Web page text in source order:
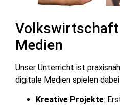
Medien
Unser Unterricht ist
digitale Medien spielen
Kreative Projekte: